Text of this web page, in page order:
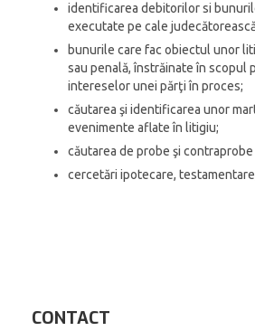
identificarea debitorilor si
executate pe cale
bunurile care fac obiectul unor
sau penală, înstrăinate în scopul
intereselor unei părţi în proces;
căutarea şi identificarea unor
evenimente aflate în litigiu;
căutarea de probe şi
cercetări ipotecare,
CONTACT